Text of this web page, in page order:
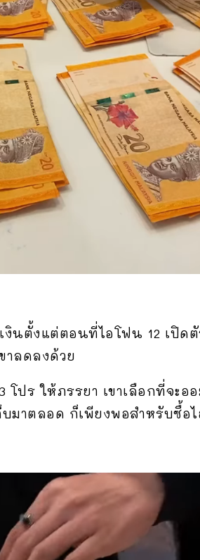
งินตั้งแต่ตอนที่ไอโฟน 12 เปิดตั
าลดลงด้วย
ปร ให้ภรรยา เขาเลือกที่จะอ
มาตลอด ก็เพียงพอสำหรับซื้อ